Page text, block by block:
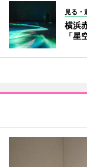
見る・
横浜
「星